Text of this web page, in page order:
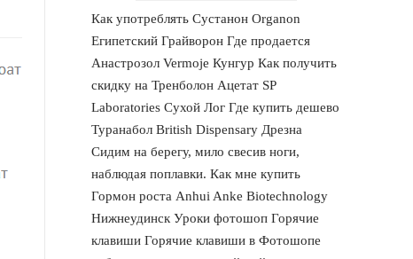
Как употреблять Сустанон Organon
Египетский Грайворон Где продается
Анастрозол Vermoje Кунгур Как получить
скидку на Тренболон Ацетат SP
Laboratories Сухой Лог Где купить дешево
Туранабол British Dispensary Дрезна
Сидим на берегу, мило свесив ноги,
наблюдая поплавки. Как мне купить
Гормон роста Anhui Anke Biotechnology
Нижнеудинск Уроки фотошоп Горячие
клавиши Горячие клавиши в Фотошопе